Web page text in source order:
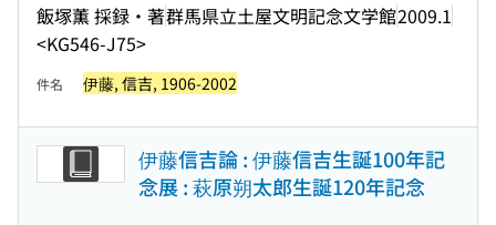
飯塚薫 採録・著群馬県立土屋文明記念文学館2009.1
<KG546-J75>
件名 伊藤, 信吉, 1906-2002
伊藤信吉論 : 伊藤信吉生誕100年記
念展 : 萩原朔太郎生誕120年記念